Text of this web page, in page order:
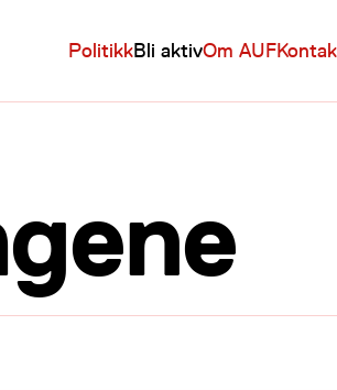
PolitikkBli aktivOm AUF